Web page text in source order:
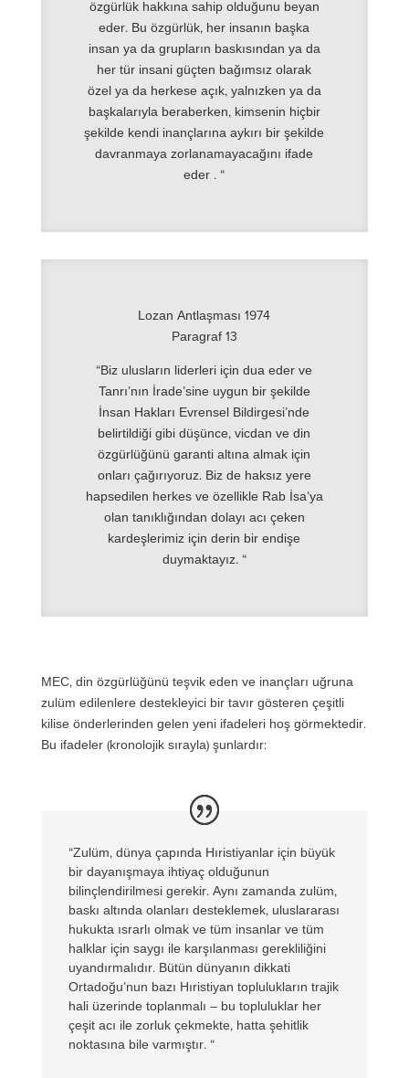
özgürlük hakkına sahip olduğunu beyan
eder. Bu özgürlük, her insanın başka
insan ya da grupların baskısından ya da
her tür insani güçten bağımsız olarak
özel ya da herkese açık, yalnızken ya da
başkalarıyla beraberken, kimsenin hiçbir
şekilde kendi inançlarına aykırı bir şekilde
davranmaya zorlanamayacağını ifade
eder . “
Lozan Antlaşması 1974
Paragraf 13
“Biz ulusların liderleri için dua eder ve
Tanrı’nın İrade’sine uygun bir şekilde
İnsan Hakları Evrensel Bildirgesi’nde
belirtildiği gibi düşünce, vicdan ve din
özgürlüğünü garanti altına almak için
onları çağırıyoruz. Biz de haksız yere
hapsedilen herkes ve özellikle Rab İsa’ya
olan tanıklığından dolayı acı çeken
kardeşlerimiz için derin bir endişe
duymaktayız. “
MEC, din özgürlüğünü teşvik eden ve inançları uğruna
zulüm edilenlere destekleyici bir tavır gösteren çeşitli
kilise önderlerinden gelen yeni ifadeleri hoş görmektedir.
Bu ifadeler (kronolojik sırayla) şunlardır:
“Zulüm, dünya çapında Hıristiyanlar için büyük
bir dayanışmaya ihtiyaç olduğunun
bilinçlendirilmesi gerekir. Aynı zamanda zulüm,
baskı altında olanları desteklemek, uluslararası
hukukta ısrarlı olmak ve tüm insanlar ve tüm
halklar için saygı ile karşılanması gerekliliğini
uyandırmalıdır. Bütün dünyanın dikkati
Ortadoğu’nun bazı Hıristiyan toplulukların trajik
hali üzerinde toplanmalı – bu topluluklar her
çeşit acı ile zorluk çekmekte, hatta şehitlik
noktasına bile varmıştır. “